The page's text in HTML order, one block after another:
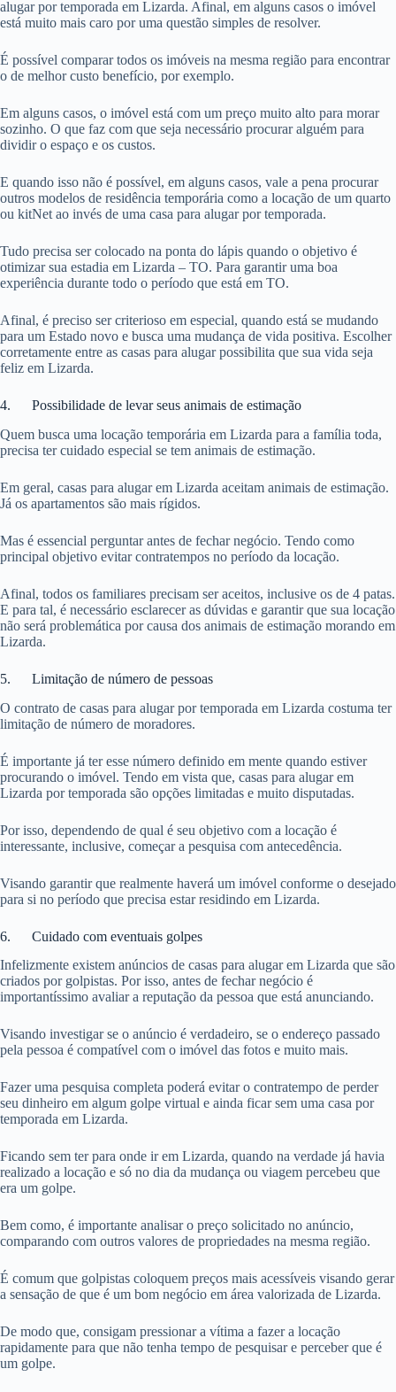
alugar por temporada em Lizarda. Afinal, em alguns casos o imóvel
está muito mais caro por uma questão simples de resolver.
É possível comparar todos os imóveis na mesma região para encontrar
o de melhor custo benefício, por exemplo.
Em alguns casos, o imóvel está com um preço muito alto para morar
sozinho. O que faz com que seja necessário procurar alguém para
dividir o espaço e os custos.
E quando isso não é possível, em alguns casos, vale a pena procurar
outros modelos de residência temporária como a locação de um quarto
ou kitNet ao invés de uma casa para alugar por temporada.
Tudo precisa ser colocado na ponta do lápis quando o objetivo é
otimizar sua estadia em Lizarda – TO. Para garantir uma boa
experiência durante todo o período que está em TO.
Afinal, é preciso ser criterioso em especial, quando está se mudando
para um Estado novo e busca uma mudança de vida positiva. Escolher
corretamente entre as casas para alugar possibilita que sua vida seja
feliz em Lizarda.
4. Possibilidade de levar seus animais de estimação
Quem busca uma locação temporária em Lizarda para a família toda,
precisa ter cuidado especial se tem animais de estimação.
Em geral, casas para alugar em Lizarda aceitam animais de estimação.
Já os apartamentos são mais rígidos.
Mas é essencial perguntar antes de fechar negócio. Tendo como
principal objetivo evitar contratempos no período da locação.
Afinal, todos os familiares precisam ser aceitos, inclusive os de 4 patas.
E para tal, é necessário esclarecer as dúvidas e garantir que sua locação
não será problemática por causa dos animais de estimação morando em
Lizarda.
5. Limitação de número de pessoas
O contrato de casas para alugar por temporada em Lizarda costuma ter
limitação de número de moradores.
É importante já ter esse número definido em mente quando estiver
procurando o imóvel. Tendo em vista que, casas para alugar em
Lizarda por temporada são opções limitadas e muito disputadas.
Por isso, dependendo de qual é seu objetivo com a locação é
interessante, inclusive, começar a pesquisa com antecedência.
Visando garantir que realmente haverá um imóvel conforme o desejado
para si no período que precisa estar residindo em Lizarda.
6. Cuidado com eventuais golpes
Infelizmente existem anúncios de casas para alugar em Lizarda que são
criados por golpistas. Por isso, antes de fechar negócio é
importantíssimo avaliar a reputação da pessoa que está anunciando.
Visando investigar se o anúncio é verdadeiro, se o endereço passado
pela pessoa é compatível com o imóvel das fotos e muito mais.
Fazer uma pesquisa completa poderá evitar o contratempo de perder
seu dinheiro em algum golpe virtual e ainda ficar sem uma casa por
temporada em Lizarda.
Ficando sem ter para onde ir em Lizarda, quando na verdade já havia
realizado a locação e só no dia da mudança ou viagem percebeu que
era um golpe.
Bem como, é importante analisar o preço solicitado no anúncio,
comparando com outros valores de propriedades na mesma região.
É comum que golpistas coloquem preços mais acessíveis visando gerar
a sensação de que é um bom negócio em área valorizada de Lizarda.
De modo que, consigam pressionar a vítima a fazer a locação
rapidamente para que não tenha tempo de pesquisar e perceber que é
um golpe.